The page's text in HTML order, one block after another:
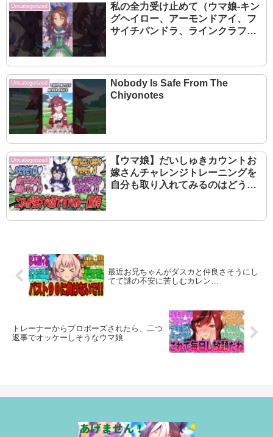
Uncategorized
私の全力受け止めて（ウマ娘-キン
グヘイロー、アーモンドアイ、フ
サイチパンドラ、ラインクラフ
Uncategorized
Nobody Is Safe From The
Chiyonotes
Uncategorized
【ウマ娘】だいしゅきカウントお
嫁さんチャレンジトレーニングを
自分も取り入れてみるのはどうか
ののジェンティルに大差勝ちの成
最近お兄ちゃんがダスカと仲良さそうにし
てて謎の不安に苦しむカレン…
トレーナーからプロポーズされたら、二つ
返事でオッケーしそうなウマ娘